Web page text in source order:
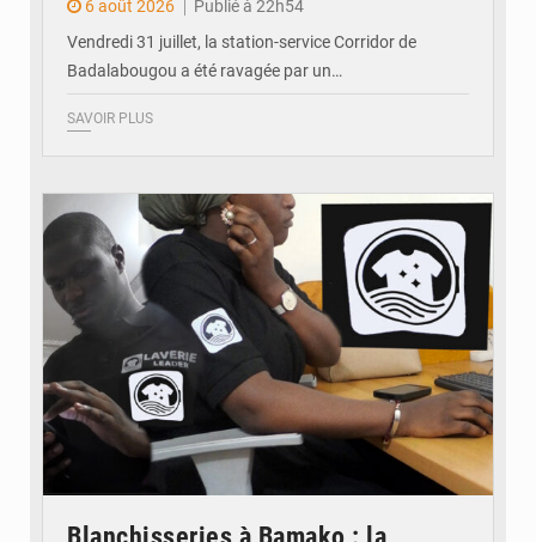
6 août 2026
Publié à 22h54
Vendredi 31 juillet, la station-service Corridor de
Badalabougou a été ravagée par un…
SAVOIR PLUS